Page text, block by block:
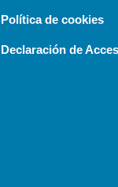
Política de cookies
Declaración de